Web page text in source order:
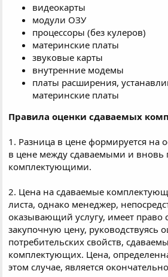
видеокарты
модули ОЗУ
процессоры (без кулеров)
материнские платы
звуковые карты
внутренние модемы
платы расширения,
материнские платы
Правила оценки сдаваемых
1. Разница в цене формируется на
в цене между сдаваемыми и
комплектующими.
2. Цена на сдаваемые
листа, однако менеджер,
оказывающий услугу, имеет право
закупочную цену, руководствуясь
потребительских свойств,
комплектующих. Цена,
этом случае, является